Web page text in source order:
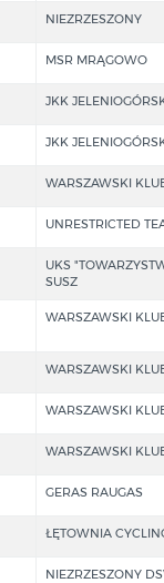
NIEZRZESZONY
MSR MRĄGOWO
JKK
JKK
WARSZAWSKI
UNRESTRICTED
UKS
SUSZ
WARSZAWSKI
WARSZAWSKI
WARSZAWSKI
WARSZAWSKI
GERAS RAUGAS
ŁĘTOWNIA
NIEZRZESZONY